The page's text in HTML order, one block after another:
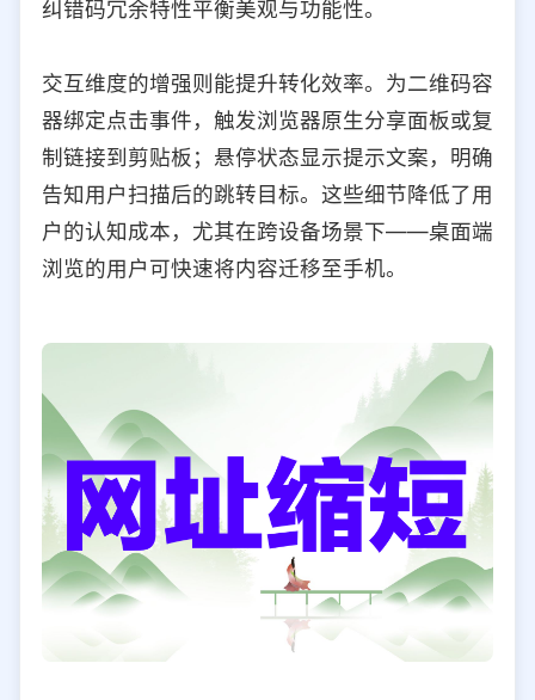
纠错码冗余特性平衡美观与功能性。
交互维度的增强则能提升转化效率。为二维码容
器绑定点击事件，触发浏览器原生分享面板或复
制链接到剪贴板；悬停状态显示提示文案，明确
告知用户扫描后的跳转目标。这些细节降低了用
户的认知成本，尤其在跨设备场景下——桌面端
浏览的用户可快速将内容迁移至手机。